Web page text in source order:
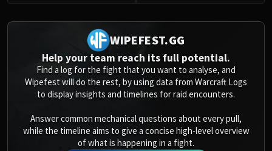
WIPEFEST.GG
Help your team reach its full potential.
Find a log for the fight that you want to analyse, and
Wipefest will do the rest, by using data from Warcraft Logs
to display insights and timelines for raid encounters.
Answer common mechanical questions about every pull,
while the timeline aims to give a concise high-level overview
of what is happening in a fight.